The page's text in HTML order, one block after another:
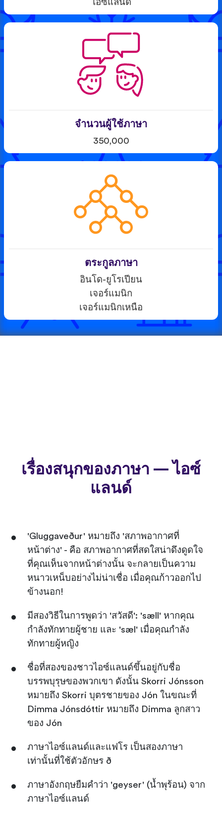
ไอซ์แลนด์
จำนวนผู้ใช้ภาษา
350,000
ตระกูลภาษา
อินโด-ยูโรเปียน
เจอร์แมนิก
เจอร์แมนิกเหนือ
เรื่องสนุกของภาษา — ไอซ์
แลนด์
'Gluggaveður' หมายถึง 'สภาพอากาศที่
หน้าต่าง' - คือ สภาพอากาศที่สดใสน่าดึงดูดใจ
ที่คุณเห็นจากหน้าต่างนั้น จะกลายเป็นความ
หนาวเหน็บอย่างไม่น่าเชื่อ เมื่อคุณก้าวออกไป
ข้างนอก!
มีสองวิธีในการพูดว่า 'สวัสดี': 'sæll' หากคุณ
กำลังทักทายผู้ชาย และ 'sæl' เมื่อคุณกำลัง
ทักทายผู้หญิง
ชื่อที่สองของชาวไอซ์แลนด์ขึ้นอยู่กับชื่อ
บรรพบุรุษของพวกเขา ดังนั้น Skorri Jónsson
หมายถึง Skorri บุตรชายของ Jón ในขณะที่
Dimma Jónsdóttir หมายถึง Dimma ลูกสาว
ของ Jón
ภาษาไอซ์แลนด์และแฟโร เป็นสองภาษา
เท่านั้นที่ใช้ตัวอักษร ð
ภาษาอังกฤษยืมคำว่า 'geyser' (น้ำพุร้อน) จาก
ภาษาไอซ์แลนด์